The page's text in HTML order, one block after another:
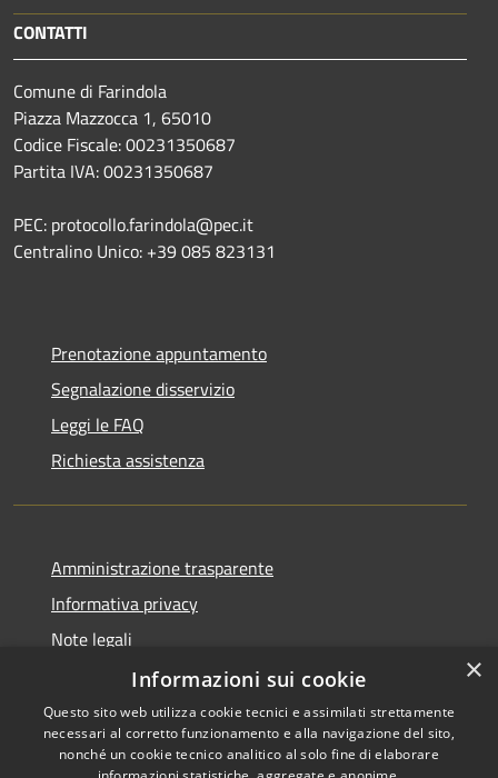
CONTATTI
Comune di Farindola
Piazza Mazzocca 1, 65010
Codice Fiscale: 00231350687
Partita IVA: 00231350687
PEC: protocollo.farindola@pec.it
Centralino Unico: +39 085 823131
Prenotazione appuntamento
Segnalazione disservizio
Leggi le FAQ
Richiesta assistenza
Amministrazione trasparente
Informativa privacy
Note legali
Dichiarazione di accessibilità
×
Informazioni sui cookie
Questo sito web utilizza cookie tecnici e assimilati strettamente
necessari al corretto funzionamento e alla navigazione del sito,
nonché un cookie tecnico analitico al solo fine di elaborare